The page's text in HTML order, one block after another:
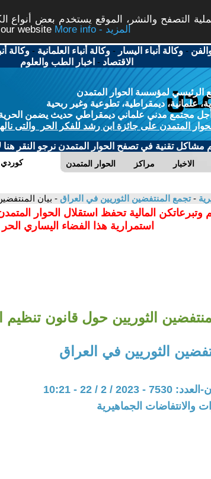
التصفح والنشر، الموقع يستخدم بعض أنواع
website
More info - المزيد
-وكالة أنباء اليسار -وكالة أنباء العلمانية -وكالة
الاقتصاد - اخبار الطب والعلوم
الرئيسي لمؤسسة الحوار المتمدن
علمانية، ديمقراطية، تطوعية وغير ربحية
مجتمع مدني علماني ديمقراطي حديث يضمن الحرية
المتمدن على جائزة ابن رشد للفكر الحر والتى
مشاكل تقنية في تصفح الحوار المتمدن نرجو النقر هنا
الحوار المتمدن مراكز الاخبار كوردي
-تجمع المنتفضين الثوريين في العراق - بيان
وتبرعاتكن المالية تحفظ استقلال الحوار
استمرارية هذا الفضاء اليساري الحر
الثوريين حول قانون
الثوريين في العراق
/ 2 / 22 - 10:21
والانتفاضات الجماهيرية